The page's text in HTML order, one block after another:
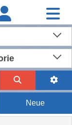
Neue